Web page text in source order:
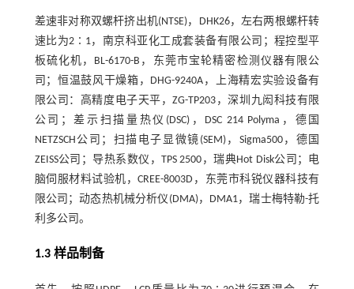
差速非对称双螺杆挤出机(NTSE)，DHK26，左右两根螺杆转
速比为2∶1，南京科亚化工成套装备有限公司；程控型平
板硫化机，BL-6170-B，东莞市宝轮精密检测仪器有限公
司；恒温鼓风干燥箱，DHG-9240A，上海精宏实验设备有
限公司：高精度电子天平，ZG-TP203，深圳九闳科技有限
公司；差示扫描量热仪(DSC)，DSC 214 Polyma，德国
NETZSCH公司；扫描电子显微镜(SEM)，Sigma500，德国
ZEISS公司；导热系数仪，TPS 2500，瑞典Hot Disk公司；电
脑伺服材料试验机，CREE-8003D，东莞市科锐仪器科技有
限公司；动态热机械分析仪(DMA)，DMA1，瑞士梅特勒-托
利多公司。
1.3 样品制备